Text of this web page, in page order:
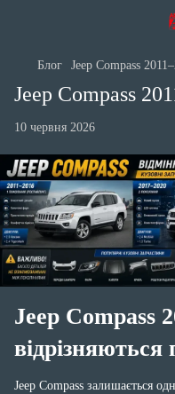
Блог Jeep Compass
Jeep Compass
10 червня 2026
Jeep Compass
відрізняються
Jeep Compass залишається